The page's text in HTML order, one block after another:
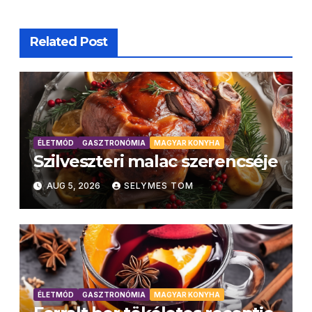
Related Post
ÉLETMÓD GASZTRONÓMIA MAGYAR KONYHA
Szilveszteri malac szerencséje
AUG 5, 2026 SELYMES TOM
ÉLETMÓD GASZTRONÓMIA MAGYAR KONYHA